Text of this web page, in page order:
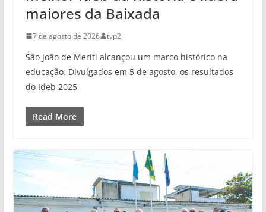
maiores da Baixada
7 de agosto de 2026 tvp2
São João de Meriti alcançou um marco histórico na
educação. Divulgados em 5 de agosto, os resultados
do Ideb 2025
Read More